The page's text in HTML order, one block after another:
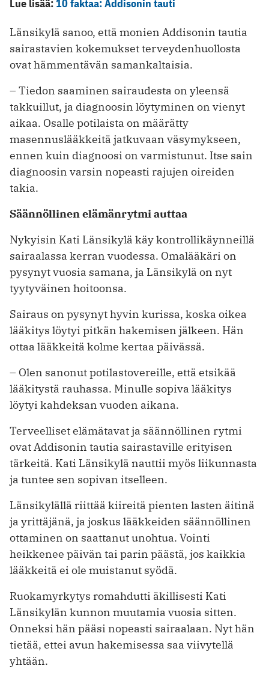
Lue lisää:10 faktaa: Addisonin tauti
Länsikylä sanoo, että monien Addisonin tautia
sairastavien kokemukset terveydenhuollosta
ovat hämmentävän samankaltaisia.
– Tiedon saaminen sairaudesta on yleensä
takkuillut, ja diagnoosin löytyminen on vienyt
aikaa. Osalle potilaista on määrätty
masennuslääkkeitä jatkuvaan väsymykseen,
ennen kuin diagnoosi on varmistunut. Itse sain
diagnoosin varsin nopeasti rajujen oireiden
takia.
Säännöllinen elämänrytmi auttaa
Nykyisin Kati Länsikylä käy kontrollikäynneillä
sairaalassa kerran vuodessa. Omalääkäri on
pysynyt vuosia samana, ja Länsikylä on nyt
tyytyväinen hoitoonsa.
Sairaus on pysynyt hyvin kurissa, koska oikea
lääkitys löytyi pitkän hakemisen jälkeen. Hän
ottaa lääkkeitä kolme kertaa päivässä.
– Olen sanonut potilastovereille, että etsikää
lääkitystä rauhassa. Minulle sopiva lääkitys
löytyi kahdeksan vuoden aikana.
Terveelliset elämätavat ja säännöllinen rytmi
ovat Addisonin tautia sairastaville erityisen
tärkeitä. Kati Länsikylä nauttii myös liikunnasta
ja tuntee sen sopivan itselleen.
Länsikylällä riittää kiireitä pienten lasten äitinä
ja yrittäjänä, ja joskus lääkkeiden säännöllinen
ottaminen on saattanut unohtua. Vointi
heikkenee päivän tai parin päästä, jos kaikkia
lääkkeitä ei ole muistanut syödä.
Ruokamyrkytys romahdutti äkillisesti Kati
Länsikylän kunnon muutamia vuosia sitten.
Onneksi hän pääsi nopeasti sairaalaan. Nyt hän
tietää, ettei avun hakemisessa saa viivytellä
yhtään.